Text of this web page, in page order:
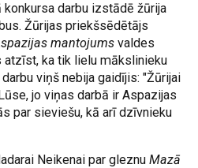
darbu izstādē žūrija
Žūrijas priekšsēdētājs
mantojums valdes
ka tik lielu mākslinieku
viņš nebija gaidījis: "Žūrijai
jo viņas darbā ir Aspazijas
par sieviešu, kā arī dzīvnieku
Neikenai par gleznuMazā